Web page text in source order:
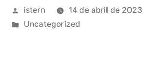
Publicado
por
istern
14 de abril de 2023
Publicado
Uncategorized